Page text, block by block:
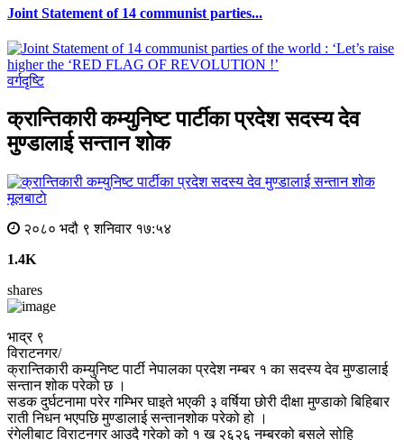
Joint Statement of 14 communist parties...
वर्गदृष्टि
क्रान्तिकारी कम्युनिष्ट पार्टीका प्रदेश सदस्य देव
मुण्डालाई सन्तान शोक
मूलबाटाे
२०८० भदौ ९ शनिवार १७:५४
1.4K
shares
भाद्र ९
विराटनगर/
क्रान्तिकारी कम्युनिष्ट पार्टी नेपालका प्रदेश नम्बर १ का सदस्य देव मुण्डालाई
सन्तान शोक परेको छ ।
सडक दुर्घटनामा परेर गम्भिर घाइते भएकी ३ वर्षिया छोरी दीक्षा मुण्डाको बिहिबार
राती निधन भएपछि मुण्डालाई सन्तानशोक परेको हो ।
रंगेलीबाट विराटनगर आउदै गरेको को १ ख २६२६ नम्बरको बसले सोहि